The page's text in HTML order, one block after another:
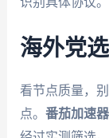
海外党
看节点质量，
点。 番茄加速器